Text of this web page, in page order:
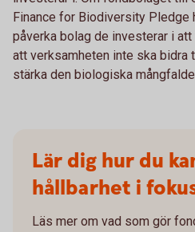
Finance for Biodiversity Pledge
påverka bolag de investerar i
att verksamheten inte ska bidra
stärka den biologiska
Lär dig hur du
hållbarhet i
Läs mer om vad som gör